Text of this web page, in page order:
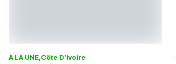
À LA UNE Côte D’ivoire